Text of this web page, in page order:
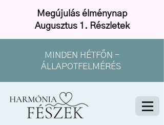
MINDEN HÉTFŐN -
ÁLLAPOTFELMÉRÉS
Megújulás élménynap
Augusztus 1. Részletek